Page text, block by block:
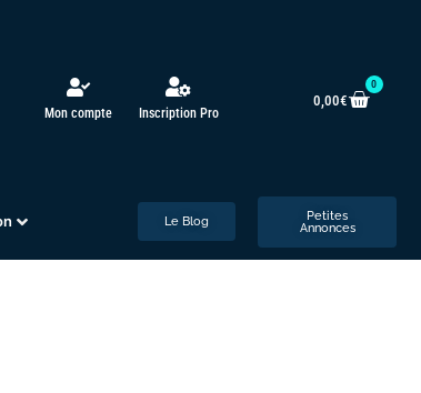
Mon compte Inscription Pro
0,00€
0
Le Blog
Petites
Annonces